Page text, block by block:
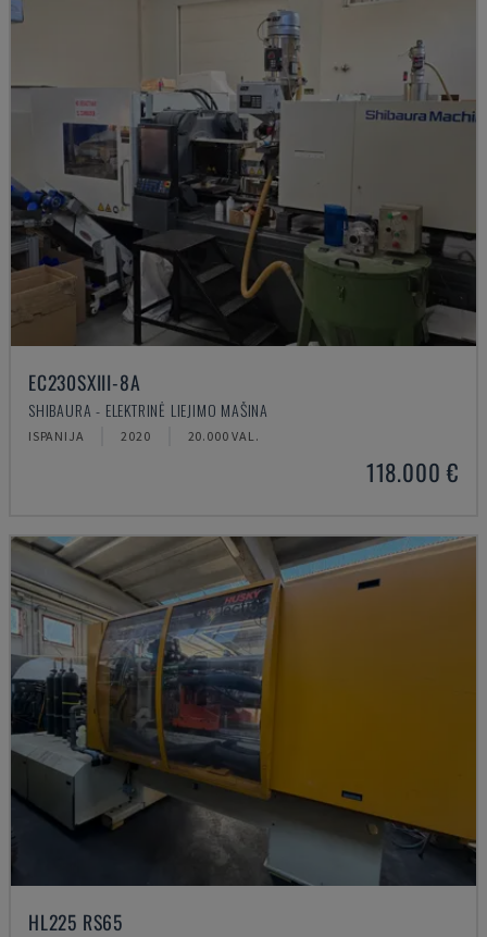
EC230SXIII-8A
SHIBAURA - ELEKTRINĖ LIEJIMO MAŠINA
ISPANIJA 2020 20.000 VAL.
118.000 €
HL225 RS65